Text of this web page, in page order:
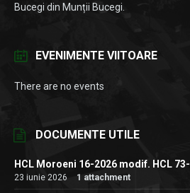
Bucegi din Munții Bucegi.
EVENIMENTE VIITOARE
There are no events
DOCUMENTE UTILE
HCL Moroeni 16-2026 modif. HCL
23 iunie 2026 1 attachment